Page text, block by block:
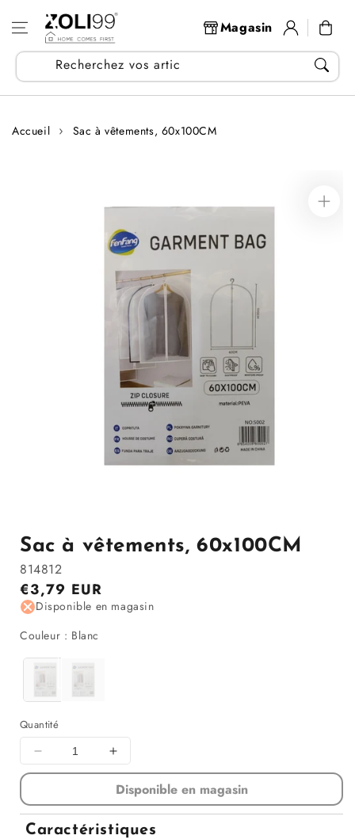
contenu
Recherchez vos articles...
Magasin
connecter
Panier
Accueil Sac à vêtements, 60x100CM
sur le produit
1
dans
la
modale
Sac à vêtements, 60x100CM
814812
Prix
régulier
€3,79 EUR
Disponible en magasin
Couleur : Blanc
Quantité
Diminuer
la
pour
Sac
Augmenter
la
quantité
pour
Sac
Disponible en magasin
Caractéristiques